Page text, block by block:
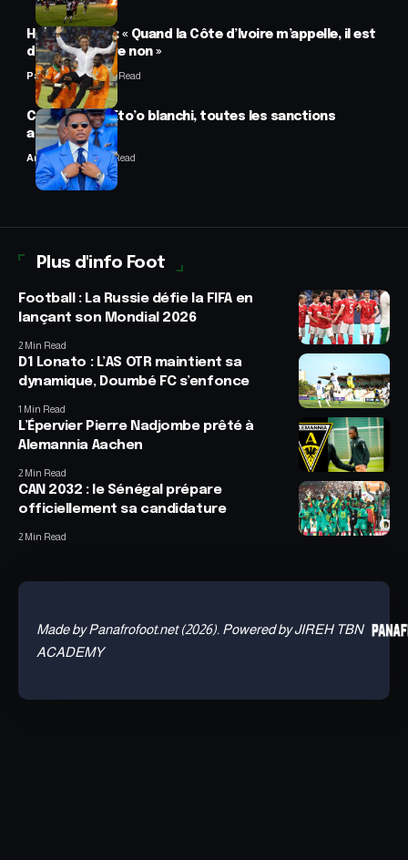
Hervé Renard : « Quand la Côte d’Ivoire m’appelle, il est
difficile de dire non »
Panafrofoot2 Min Read
CAF : Samuel Eto’o blanchi, toutes les sanctions
annulées
Anselme AVI2 Min Read
Plus d'info Foot
Football : La Russie défie la FIFA en
lançant son Mondial 2026
2 Min Read
D1 Lonato : L’AS OTR maintient sa
dynamique, Doumbé FC s’enfonce
1 Min Read
L’Épervier Pierre Nadjombe prêté à
Alemannia Aachen
2 Min Read
CAN 2032 : le Sénégal prépare
officiellement sa candidature
2 Min Read
Made by Panafrofoot.net (2026). Powered by JIREH TBN
ACADEMY